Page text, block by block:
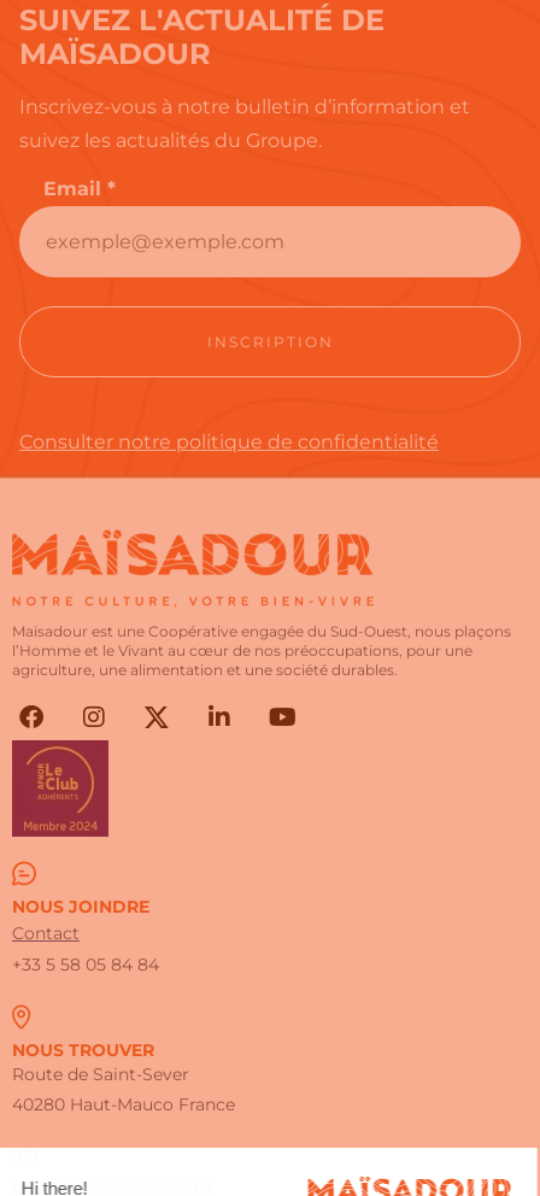
SUIVEZ L'ACTUALITÉ DE
MAÏSADOUR
Inscrivez-vous à notre bulletin d’information et
suivez les actualités du Groupe.
Email *
Consulter notre politique de confidentialité
Maïsadour est une Coopérative engagée du Sud-Ouest, nous plaçons
l’Homme et le Vivant au cœur de nos préoccupations, pour une
agriculture, une alimentation et une société durables.
NOUS JOINDRE
Contact
+33 5 58 05 84 84
NOUS TROUVER
Route de Saint-Sever
40280 Haut-Mauco France
LIENS DE NAVIGATION